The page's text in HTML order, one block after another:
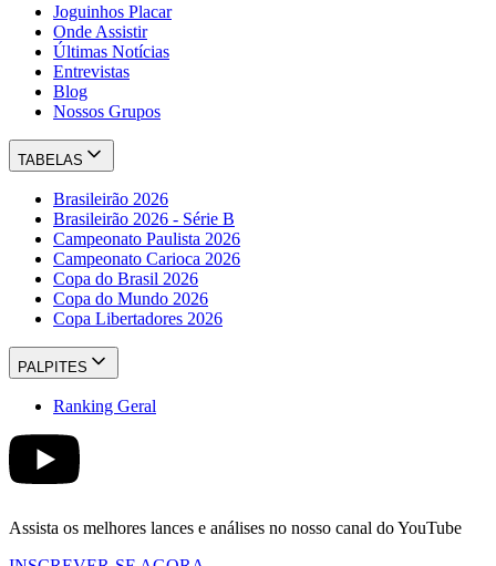
Joguinhos Placar
Onde Assistir
Últimas Notícias
Entrevistas
Blog
Nossos Grupos
TABELAS
Brasileirão 2026
Brasileirão 2026 - Série B
Campeonato Paulista 2026
Campeonato Carioca 2026
Copa do Brasil 2026
Copa do Mundo 2026
Copa Libertadores 2026
PALPITES
Ranking Geral
Assista os melhores lances e análises no nosso canal do YouTube